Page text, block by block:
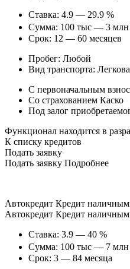
Ставка: 4.9 — 29.9 %
Сумма: 100 тыс — 3
Срок: 12 — 60 месяцев
Пробег: Любой
Вид транспорта:
С первоначальным
Со страхованием Каско
Под залог
Функционал находится в
К списку кредитов
Подать заявку
Подать заявку Подробнее
Автокредит Кредит
Автокредит Кредит
Ставка: 3.9 — 40 %
Сумма: 100 тыс — 7
Срок: 3 — 84 месяца